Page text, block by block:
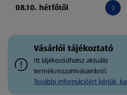
08.10. hétfőtől
Vásárlói tájékoztató
Itt tájékozódhatsz aktuális
termékvisszahívásainkról.
További információért kérjük,